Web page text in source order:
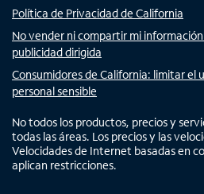
Política de Privacidad de California
No vender ni compartir mi
publicidad dirigida
Consumidores de California: limitar el
personal sensible
No todos los productos, precios y
todas las áreas. Los precios y las
Velocidades de Internet basadas en
aplican restricciones.